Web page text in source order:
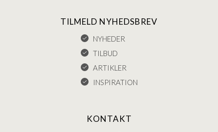
TILMELD NYHEDSBREV
NYHEDER
TILBUD
ARTIKLER
INSPIRATION
KONTAKT